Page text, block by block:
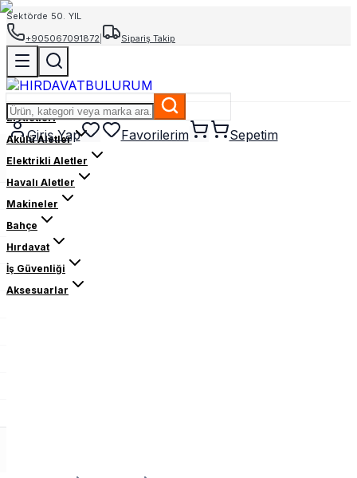
Sektörde 50. YIL
+905067091872
Sipariş Takip
Giriş Yap Favorilerim Sepetim
El Aletleri
Akülü Aletler
Elektrikli Aletler
Havalı Aletler
Makineler
Bahçe
Hırdavat
İş Güvenliği
Aksesuarlar